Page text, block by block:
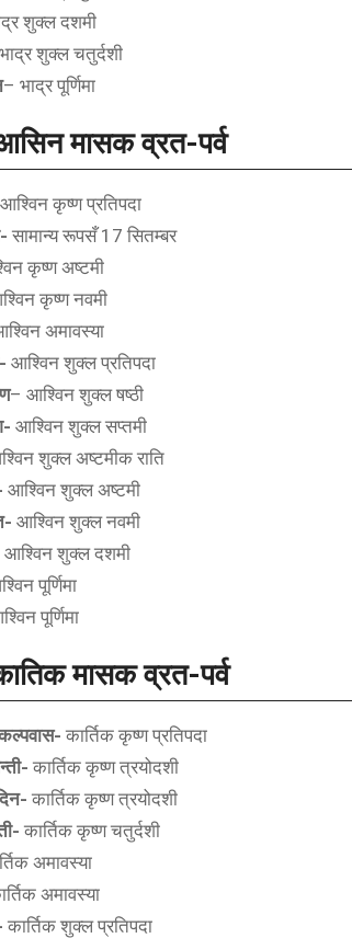
शुक्ल दशमी
शुक्ल चतुर्दशी
– भाद्र पूर्णिमा
मासक व्रत-पर्व
आश्विन कृष्ण प्रतिपदा
सामान्य रूपसँ 17 सितम्बर
कृष्ण अष्टमी
कृष्ण नवमी
अमावस्या
आश्विन शुक्ल प्रतिपदा
– आश्विन शुक्ल षष्ठी
आश्विन शुक्ल सप्तमी
शुक्ल अष्टमीक राति
आश्विन शुक्ल अष्टमी
आश्विन शुक्ल नवमी
आश्विन शुक्ल दशमी
पूर्णिमा
पूर्णिमा
मासक व्रत-पर्व
कार्तिक कृष्ण प्रतिपदा
कार्तिक कृष्ण त्रयोदशी
कार्तिक कृष्ण त्रयोदशी
कार्तिक कृष्ण चतुर्दशी
अमावस्या
अमावस्या
कार्तिक शुक्ल प्रतिपदा